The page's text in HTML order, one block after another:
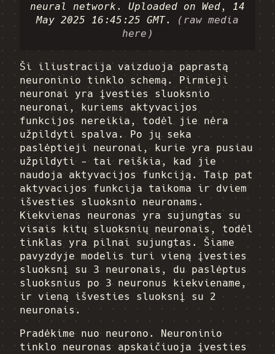
neural network. Uploaded on Wed, 14
May 2025 16:45:25 GMT.
(raw media
here)
Ši iliustracija vaizduoja paprastą
neuroninio tinklo schemą. Pirmieji
neuronai yra įvesties sluoksnio
neuronai, kuriems aktyvacijos
funkcijos nereikia, todėl jie nėra
užpildyti spalva. Po jų seka
paslėptieji neuronai, kurie yra pusiau
užpildyti - tai reiškia, kad jie
naudoja aktyvacijos funkciją. Taip pat
aktyvacijos funkcija taikoma ir dviem
išvesties sluoksnio neuronams.
Kiekvienas neuronas yra sujungtas su
visais kitų sluoksnių neuronais, todėl
tinklas yra pilnai sujungtas. Šiame
pavyzdyje modelis turi vieną įvesties
sluoksnį su 3 neuronais, du paslėptus
sluoksnius po 3 neuronus kiekviename,
ir vieną išvesties sluoksnį su 2
neuronais.
Pradėkime nuo neurono. Neuroninio
tinklo neuronas apskaičiuoja įvesties